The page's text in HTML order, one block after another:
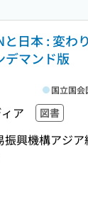
と日本 : 変わ
デマンド版
ア 図書
振興機構アジ
国立国会